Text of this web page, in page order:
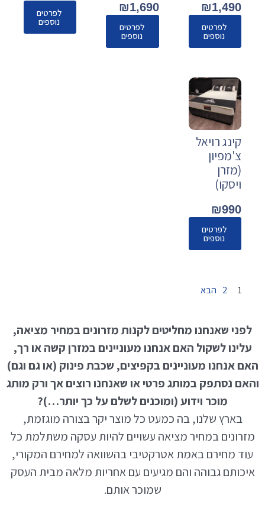
₪1,490
לפרטים
נוספים
₪1,690
לפרטים
נוספים
לפרטים
נוספים
קינג רויאל
צ'מפיון
(מזרן
ויסקו)
₪990
לפרטים
נוספים
1
2 הבא
לפני שאנחנו מחליטים לקנות מזרונים במחיר מציאה,
עלינו לשקול האם אנחנו מעוניינים במזרן קשה או רך,
האם אנחנו מעוניינים בקפיצים, שכבת פינוק (או גם וגם)
והאם נסתפק במותג פרטי או שאנחנו רוצים אך ורק מותג
מוכר וידוע (ומוכנים לשלם על כך יותר…)?
בארץ שלנו, בה כמעט כל מוצר יקר בצורה מוגזמת,
מזרונים במחיר מציאה עשויים להיות עסקה משתלמת כל
עוד מחירם באמת אטרקטיבי בהשוואה למחירם המקורי,
איכותם גבוהה והם מגיעים עם אחריות מלאה מבית העסק
שמוכר אותם.